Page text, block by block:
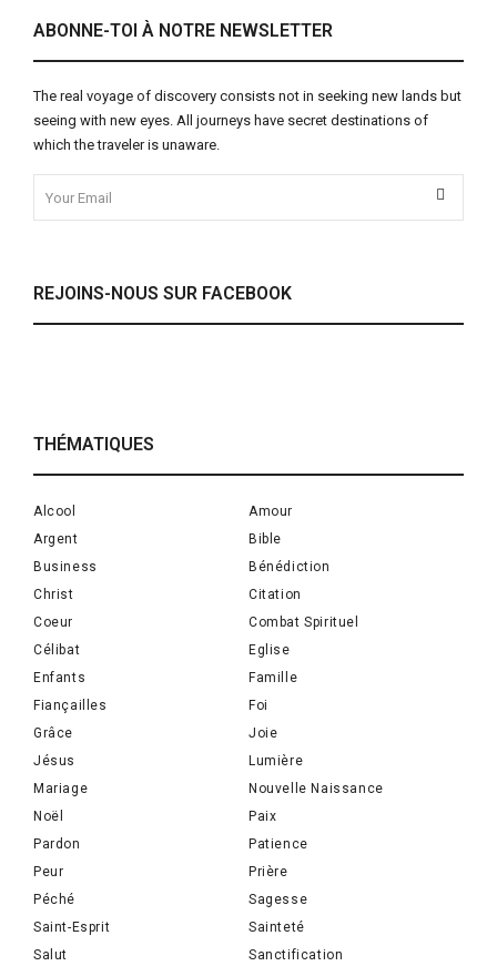
ABONNE-TOI À NOTRE NEWSLETTER
The real voyage of discovery consists not in seeking new lands but
seeing with new eyes. All journeys have secret destinations of
which the traveler is unaware.
REJOINS-NOUS SUR FACEBOOK
THÉMATIQUES
Alcool
Amour
Argent
Bible
Business
Bénédiction
Christ
Citation
Coeur
Combat Spirituel
Célibat
Eglise
Enfants
Famille
Fiançailles
Foi
Grâce
Joie
Jésus
Lumière
Mariage
Nouvelle Naissance
Noël
Paix
Pardon
Patience
Peur
Prière
Péché
Sagesse
Saint-Esprit
Sainteté
Salut
Sanctification